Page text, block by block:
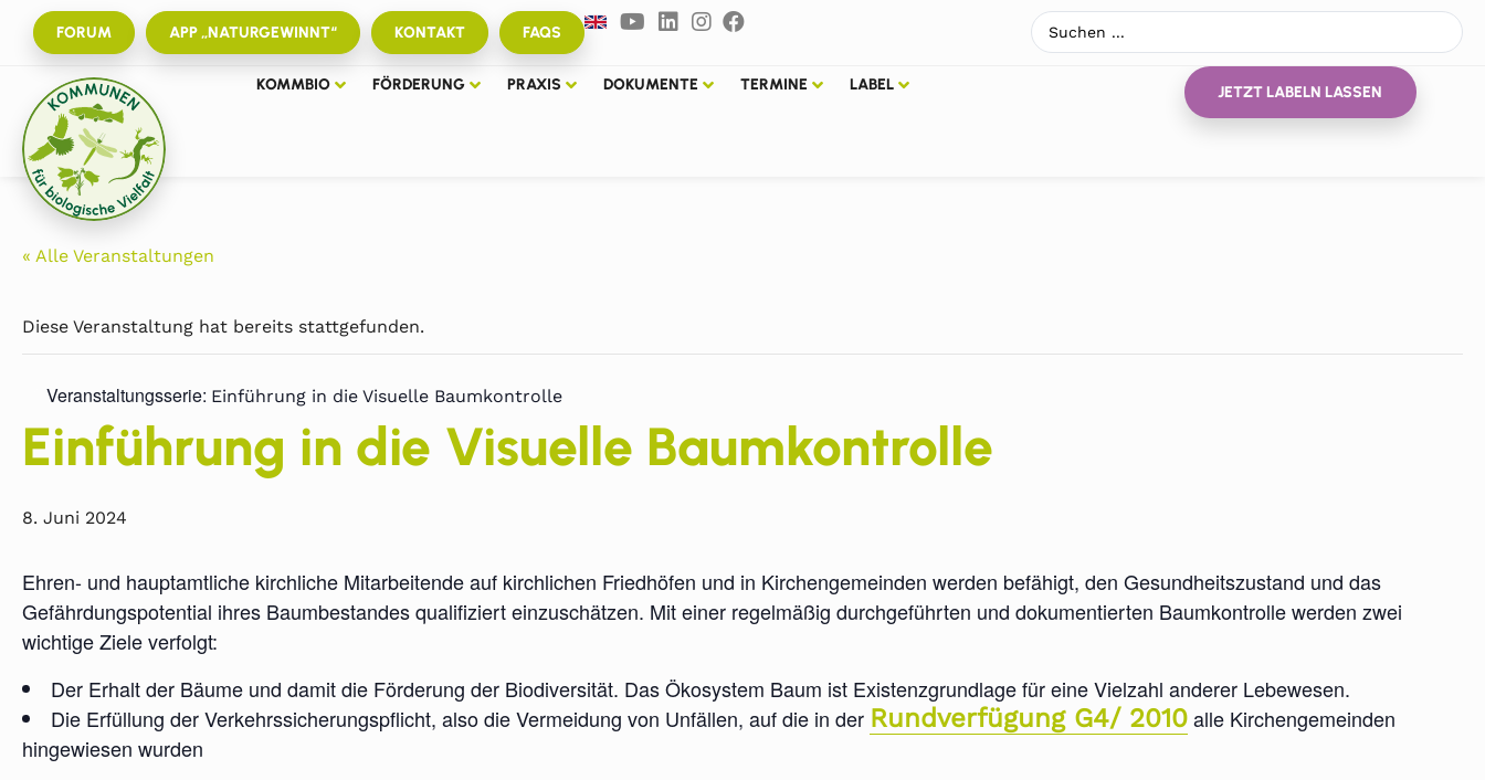
FORUM APP „NATURGEWINNT“ KONTAKT FAQS
KOMMBIO FÖRDERUNG PRAXIS DOKUMENTE TERMINE LABEL JETZT LABELN LASSEN
« Alle Veranstaltungen
Diese Veranstaltung hat bereits stattgefunden.
Veranstaltungsserie: Einführung in die Visuelle Baumkontrolle
Einführung in die Visuelle Baumkontrolle
8. Juni 2024
Ehren- und hauptamtliche kirchliche Mitarbeitende auf kirchlichen Friedhöfen und in Kirchengemeinden werden befähigt, den Gesundheitszustand und das
Gefährdungspotential ihres Baumbestandes qualifiziert einzuschätzen. Mit einer regelmäßig durchgeführten und dokumentierten Baumkontrolle werden zwei
wichtige Ziele verfolgt:
Der Erhalt der Bäume und damit die Förderung der Biodiversität. Das Ökosystem Baum ist Existenzgrundlage für eine Vielzahl anderer Lebewesen.
Die Erfüllung der Verkehrssicherungspflicht, also die Vermeidung von Unfällen, auf die in der Rundverfügung G4/ 2010alle Kirchengemeinden
hingewiesen wurden